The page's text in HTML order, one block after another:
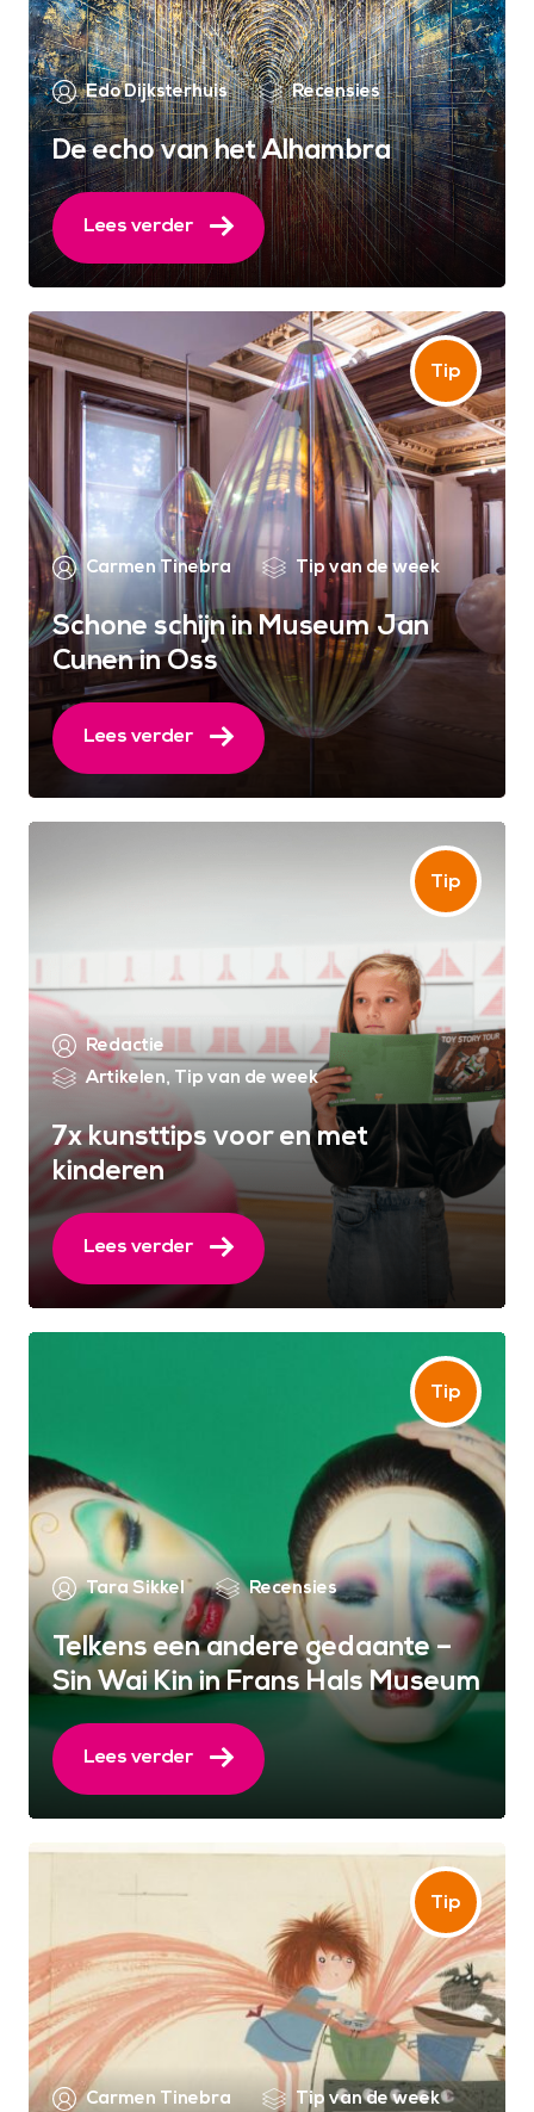
Edo Dijksterhuis Recensies
De echo van het Alhambra
Lees verder
Carmen Tinebra Tip van de week
Schone schijn in Museum Jan
Cunen in Oss
Lees verder
Redactie
Artikelen, Tip van de week
7x kunsttips voor en met
kinderen
Lees verder
Tara Sikkel Recensies
Telkens een andere gedaante –
Sin Wai Kin in Frans Hals Museum
Lees verder
Carmen Tinebra Tip van de week